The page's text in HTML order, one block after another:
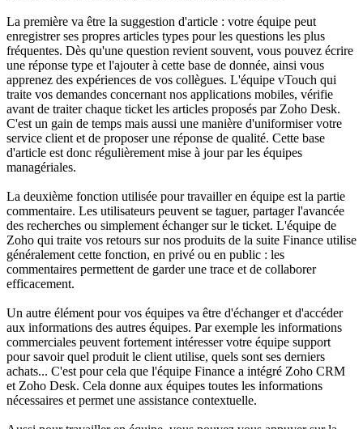
La première va être la suggestion d'article : votre équipe peut
enregistrer ses propres articles types pour les questions les plus
fréquentes. Dès qu'une question revient souvent, vous pouvez écrire
une réponse type et l'ajouter à cette base de donnée, ainsi vous
apprenez des expériences de vos collègues. L'équipe vTouch qui
traite vos demandes concernant nos applications mobiles, vérifie
avant de traiter chaque ticket les articles proposés par Zoho Desk.
C'est un gain de temps mais aussi une manière d'uniformiser votre
service client et de proposer une réponse de qualité. Cette base
d'article est donc régulièrement mise à jour par les équipes
managériales.
La deuxième fonction utilisée pour travailler en équipe est la partie
commentaire. Les utilisateurs peuvent se taguer, partager l'avancée
des recherches ou simplement échanger sur le ticket. L'équipe de
Zoho qui traite vos retours sur nos produits de la suite Finance utilise
généralement cette fonction, en privé ou en public : les
commentaires permettent de garder une trace et de collaborer
efficacement.
Un autre élément pour vos équipes va être d'échanger et d'accéder
aux informations des autres équipes. Par exemple les informations
commerciales peuvent fortement intéresser votre équipe support
pour savoir quel produit le client utilise, quels sont ses derniers
achats... C'est pour cela que l'équipe Finance a intégré Zoho CRM
et Zoho Desk. Cela donne aux équipes toutes les informations
nécessaires et permet une assistance contextuelle.